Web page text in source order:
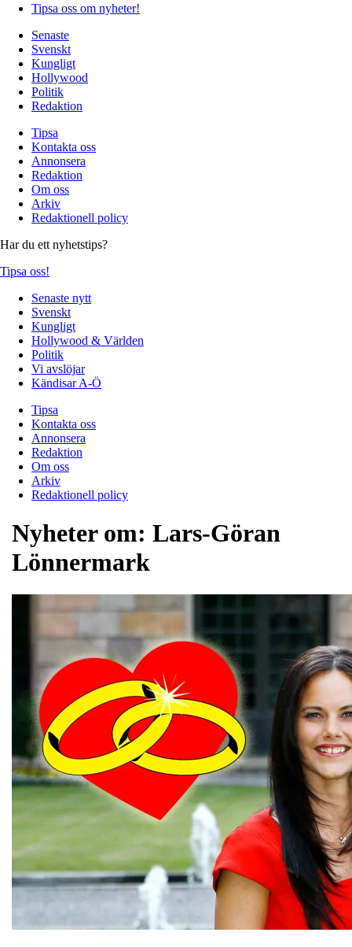
Tipsa oss om nyheter!
Senaste
Svenskt
Kungligt
Hollywood
Politik
Redaktion
Tipsa
Kontakta oss
Annonsera
Redaktion
Om oss
Arkiv
Redaktionell policy
Har du ett nyhetstips?
Tipsa oss!
Senaste nytt
Svenskt
Kungligt
Hollywood & Världen
Politik
Vi avslöjar
Kändisar A-Ö
Tipsa
Kontakta oss
Annonsera
Redaktion
Om oss
Arkiv
Redaktionell policy
Nyheter om: Lars-Göran
Lönnermark